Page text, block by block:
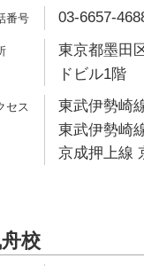
03-6657-
東京都墨田
ドビル1階
東武伊勢崎
東武伊勢崎
京成押上線
校